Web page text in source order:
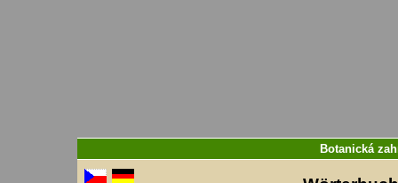
Botanická